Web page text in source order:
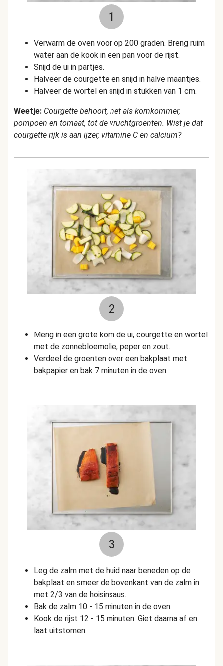
1
Verwarm de oven voor op 200 graden. Breng ruim
water aan de kook in een pan voor de rijst.
Snijd de ui in partjes.
Halveer de courgette en snijd in halve maantjes.
Halveer de wortel en snijd in stukken van 1 cm.
Weetje: Courgette behoort, net als komkommer,
pompoen en tomaat, tot de vruchtgroenten. Wist je dat
courgette rijk is aan ijzer, vitamine C en calcium?
2
Meng in een grote kom de ui, courgette en wortel
met de zonnebloemolie, peper en zout.
Verdeel de groenten over een bakplaat met
bakpapier en bak 7 minuten in de oven.
3
Leg de zalm met de huid naar beneden op de
bakplaat en smeer de bovenkant van de zalm in
met 2/3 van de hoisinsaus.
Bak de zalm 10 - 15 minuten in de oven.
Kook de rijst 12 - 15 minuten. Giet daarna af en
laat uitstomen.